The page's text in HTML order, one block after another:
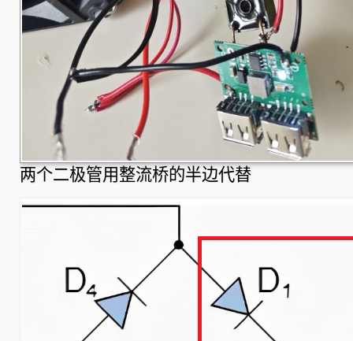
两个二极管用整流桥的半边代替